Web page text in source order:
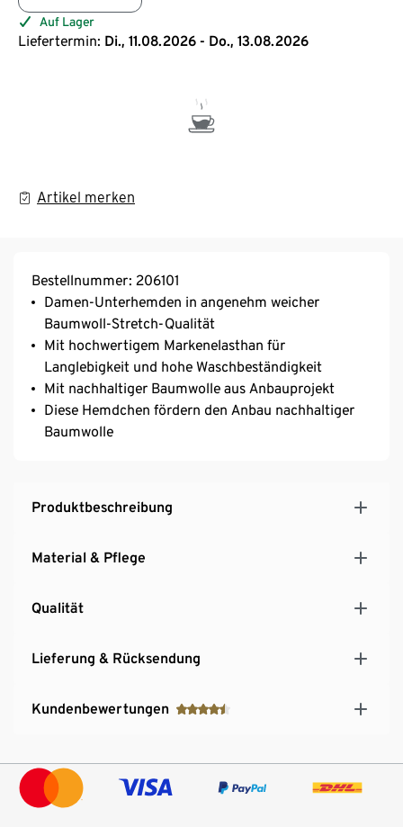
Auf Lager
Liefertermin: Di., 11.08.2026 - Do., 13.08.2026
Artikel merken
Bestellnummer: 206101
Damen-Unterhemden in angenehm weicher
Baumwoll-Stretch-Qualität
Mit hochwertigem Markenelasthan für
Langlebigkeit und hohe Waschbeständigkeit
Mit nachhaltiger Baumwolle aus Anbauprojekt
Diese Hemdchen fördern den Anbau nachhaltiger
Baumwolle
Produktbeschreibung
Material & Pflege
Qualität
Lieferung & Rücksendung
Kundenbewertungen